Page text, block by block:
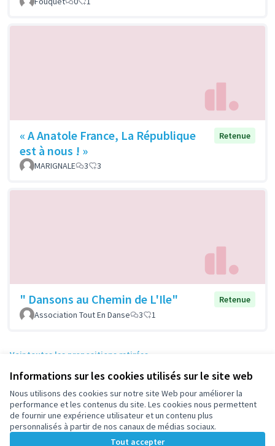
Informations sur les cookies utilisés sur le site web
Nous utilisons des cookies sur notre site Web pour améliorer la
performance et les contenus du site. Les cookies nous permettent
de fournir une expérience utilisateur et un contenu plus
personnalisés à partir de nos canaux de médias sociaux.
Tout accepter
« A Anatole France, La République
est à nous ! »
Retenue
MARIGNALE 3 3
" Dansons au Chemin de L'Ile"
Retenue
Association Tout En Danse
3 1
Voir toutes les propositions retirées
Conditions d'utilisation
Paramètres des cookies
participez.nanterre.fr sur X
(Lien externe)
participez.nanterre.fr sur Facebook
participez.nanterre.fr sur Instagram
participez.nanterre.fr sur YouTube
(Lien externe)
participez.nanterre.fr sur GitHub
(Lien externe)